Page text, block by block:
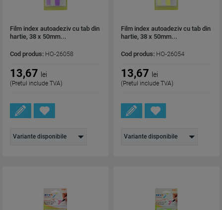
Film index autoadeziv cu tab din
hartie, 38 x 50mm...
Cod produs: HO-26058
13,67 lei
(Pretul include TVA)
Variante disponibile
Film index autoadeziv cu tab din
hartie, 38 x 50mm...
Cod produs: HO-26054
13,67 lei
(Pretul include TVA)
Variante disponibile